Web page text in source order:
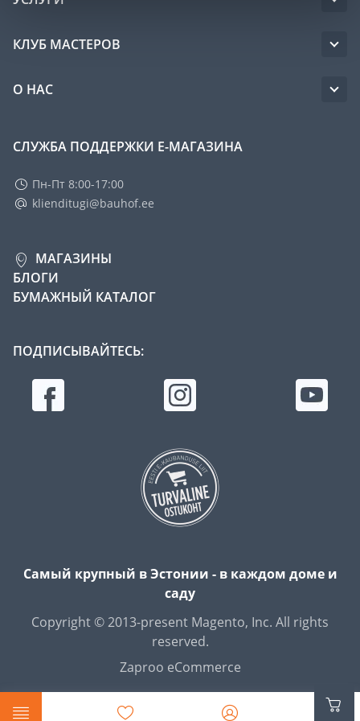
КЛУБ МАСТЕРОВ
О НАС
СЛУЖБА ПОДДЕРЖКИ Е-МАГАЗИНА
Пн-Пт 8:00-17:00
klienditugi@bauhof.ee
МАГАЗИНЫ
БЛОГИ
БУМАЖНЫЙ КАТАЛОГ
ПОДПИСЫВАЙТЕСЬ:
Самый крупный в Эстонии - в каждом доме и
саду
Copyright © 2013-present Magento, Inc. All rights
reserved.
Zaproo eCommerce